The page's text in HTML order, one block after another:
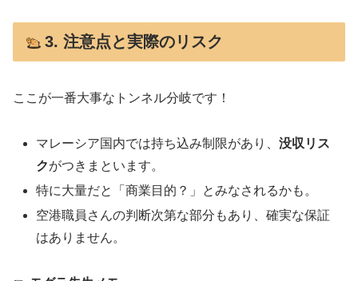
3. 注意点と実際のリスク
ここが一番大事なトンネル分岐です！
マレーシア国内では持ち込み制限があり、没収リス
クがつきまといます。
特に大量だと「商業目的？」とみなされるかも。
空港職員さんの判断次第な部分もあり、確実な保証
はありません。